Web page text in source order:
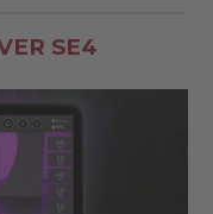
SE4